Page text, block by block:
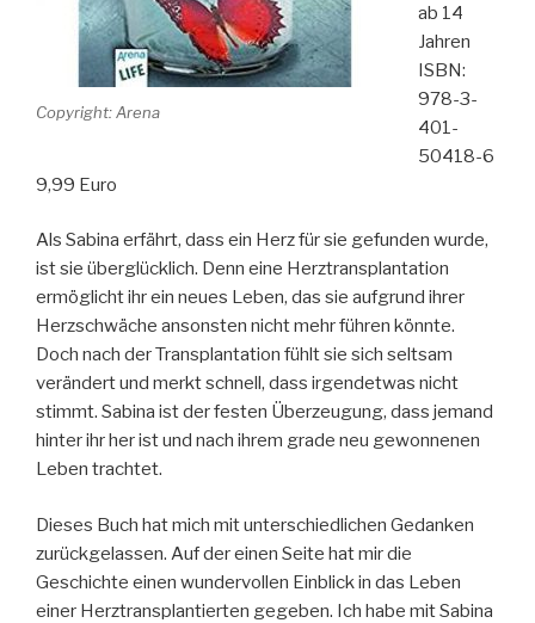
Copyright: Arena
ab 14
Jahren
ISBN:
978-3-
401-
50418-6
9,99 Euro
Als Sabina erfährt, dass ein Herz für sie gefunden wurde,
ist sie überglücklich. Denn eine Herztransplantation
ermöglicht ihr ein neues Leben, das sie aufgrund ihrer
Herzschwäche ansonsten nicht mehr führen könnte.
Doch nach der Transplantation fühlt sie sich seltsam
verändert und merkt schnell, dass irgendetwas nicht
stimmt. Sabina ist der festen Überzeugung, dass jemand
hinter ihr her ist und nach ihrem grade neu gewonnenen
Leben trachtet.
Dieses Buch hat mich mit unterschiedlichen Gedanken
zurückgelassen. Auf der einen Seite hat mir die
Geschichte einen wundervollen Einblick in das Leben
einer Herztransplantierten gegeben. Ich habe mit Sabina